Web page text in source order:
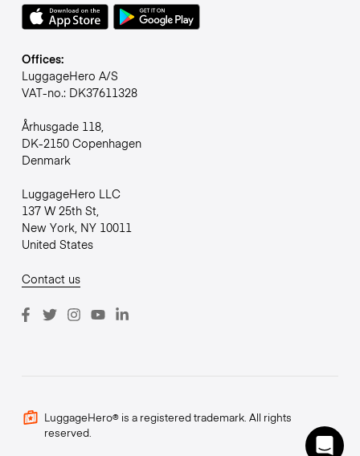
Offices:
LuggageHero A/S
VAT-no.: DK37611328
Århusgade 118,
DK-2150 Copenhagen
Denmark
LuggageHero LLC
137 W 25th St,
New York, NY 10011
United States
Contact us
LuggageHero® is a registered trademark. All rights
reserved.